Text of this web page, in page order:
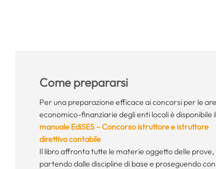
Come prepararsi
Per una preparazione efficace ai concorsi per le
economico-finanziarie degli enti locali è disponibile il
manuale EdiSES – Concorso istruttore e istruttore
direttivo contabile
Il libro affronta tutte le materie oggetto delle prove,
partendo dalle discipline di base e proseguendo con